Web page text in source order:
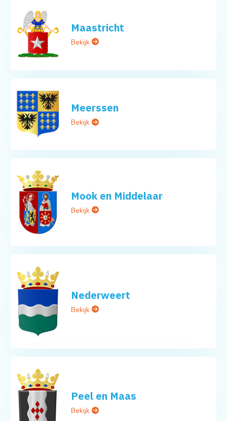
Maastricht
Bekijk
Meerssen
Bekijk
Mook en Middelaar
Bekijk
Nederweert
Bekijk
Peel en Maas
Bekijk